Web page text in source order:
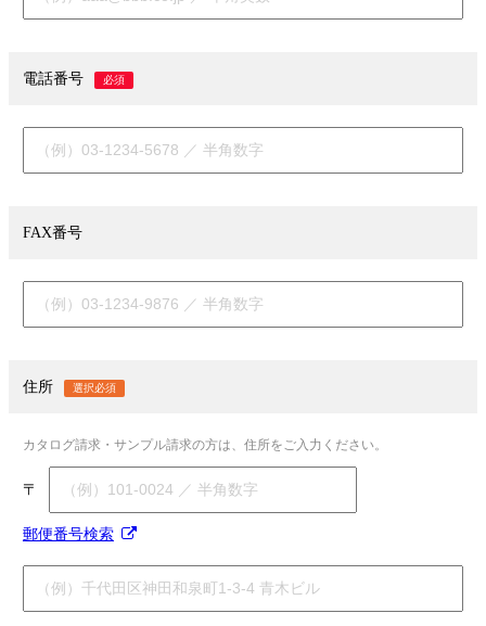
電話番号 必須
FAX番号
住所 選択必須
カタログ請求・サンプル請求の方は、住所をご入力ください。
〒
郵便番号検索